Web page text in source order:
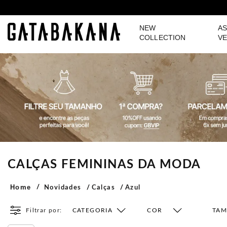
NEW
COLLECTION
GATABAKANA
CALÇAS FEMININAS DA MODA
Home Novidades Calças Azul
Filtrar por: CATEGORIA COR